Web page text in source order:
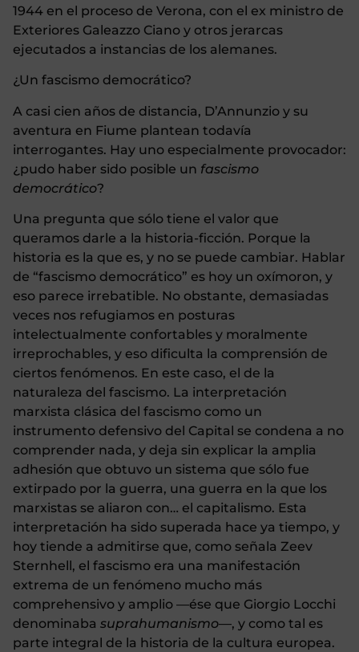
1944 en el proceso de Verona, con el ex ministro de
Exteriores Galeazzo Ciano y otros jerarcas
ejecutados a instancias de los alemanes.
¿Un fascismo democrático?
A casi cien años de distancia, D’Annunzio y su
aventura en Fiume plantean todavía
interrogantes. Hay uno especialmente provocador:
¿pudo haber sido posible un fascismo
democrático?
Una pregunta que sólo tiene el valor que
queramos darle a la historia-ficción. Porque la
historia es la que es, y no se puede cambiar. Hablar
de “fascismo democrático” es hoy un oxímoron, y
eso parece irrebatible. No obstante, demasiadas
veces nos refugiamos en posturas
intelectualmente confortables y moralmente
irreprochables, y eso dificulta la comprensión de
ciertos fenómenos. En este caso, el de la
naturaleza del fascismo. La interpretación
marxista clásica del fascismo como un
instrumento defensivo del Capital se condena a no
comprender nada, y deja sin explicar la amplia
adhesión que obtuvo un sistema que sólo fue
extirpado por la guerra, una guerra en la que los
marxistas se aliaron con… el capitalismo. Esta
interpretación ha sido superada hace ya tiempo, y
hoy tiende a admitirse que, como señala Zeev
Sternhell, el fascismo era una manifestación
extrema de un fenómeno mucho más
comprehensivo y amplio —ése que Giorgio Locchi
denominaba suprahumanismo—, y como tal es
parte integral de la historia de la cultura europea.